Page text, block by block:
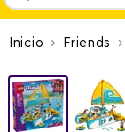
Inicio Friends